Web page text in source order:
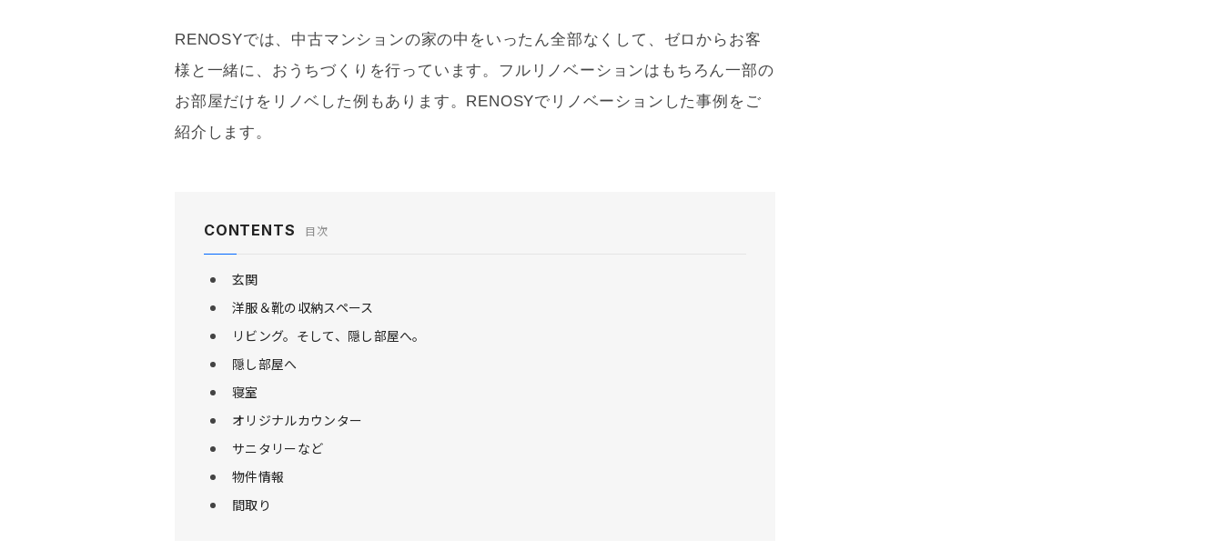
RENOSYでは、中古マンションの家の中をいったん全部なくして、ゼロからお客
様と一緒に、おうちづくりを行っています。フル リノベーションはもちろん一部の
お部屋だけをリノベした例もあります。RENOSYで リノベーション した事例をご
紹介します。
CONTENTS 目次
玄関
洋服＆靴の収納スペース
リビング。そして、隠し部屋へ。
隠し部屋へ
寝室
オリジナルカウンター
サニタリーなど
物件情報
間取り